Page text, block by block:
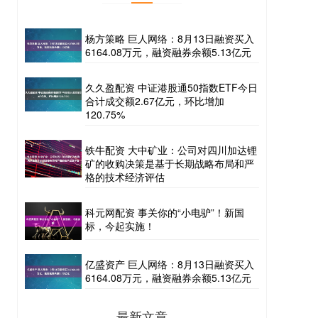
杨方策略 巨人网络：8月13日融资买入
6164.08万元，融资融券余额5.13亿元
久久盈配资 中证港股通50指数ETF今日
合计成交额2.67亿元，环比增加
120.75%
铁牛配资 大中矿业：公司对四川加达锂
矿的收购决策是基于长期战略布局和严
格的技术经济评估
科元网配资 事关你的“小电驴”！新国
标，今起实施！
亿盛资产 巨人网络：8月13日融资买入
6164.08万元，融资融券余额5.13亿元